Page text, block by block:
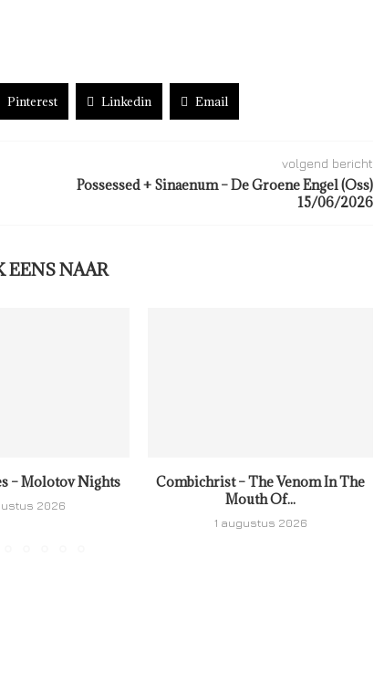
Pinterest Linkedin Email
volgend bericht
Possessed + Sinaenum – De Groene Engel (Oss)
15/06/2026
EENS NAAR
– Molotov Nights
2026
Combichrist – The Venom In The
Mouth Of...
1 augustus 2026